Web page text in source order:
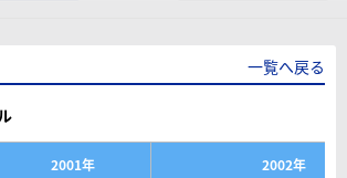
一覧へ戻る
2001年
2002年